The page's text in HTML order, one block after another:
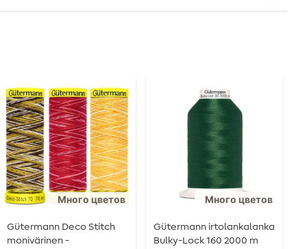
Много цветов
Gütermann Deco Stitch
monivärinen -
Много цветов
Gütermann irtolankalanka
Bulky-Lock 160 2000 m